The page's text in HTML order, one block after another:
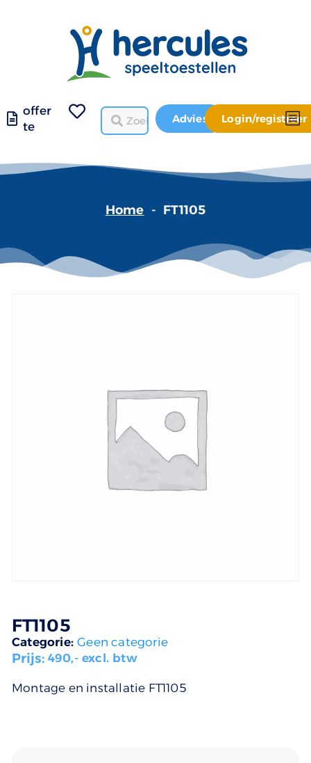
offer
te
Advies Login/registreer
Home - FT1105
FT1105
Categorie:Geen categorie
Prijs:490,- excl. btw
Montage en installatie FT1105